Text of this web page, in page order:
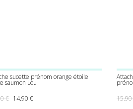
sucette prénom orange étoile
saumon Lou
€ Le prix initial était : 15.90 €.
14.90 €Le prix actuel est : 14.90 €.
15.90